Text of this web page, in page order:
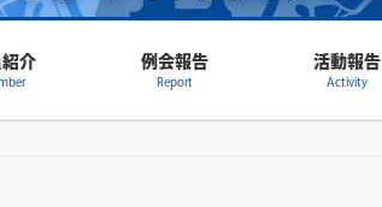
介 例会報告
Report
活動報告
Activity